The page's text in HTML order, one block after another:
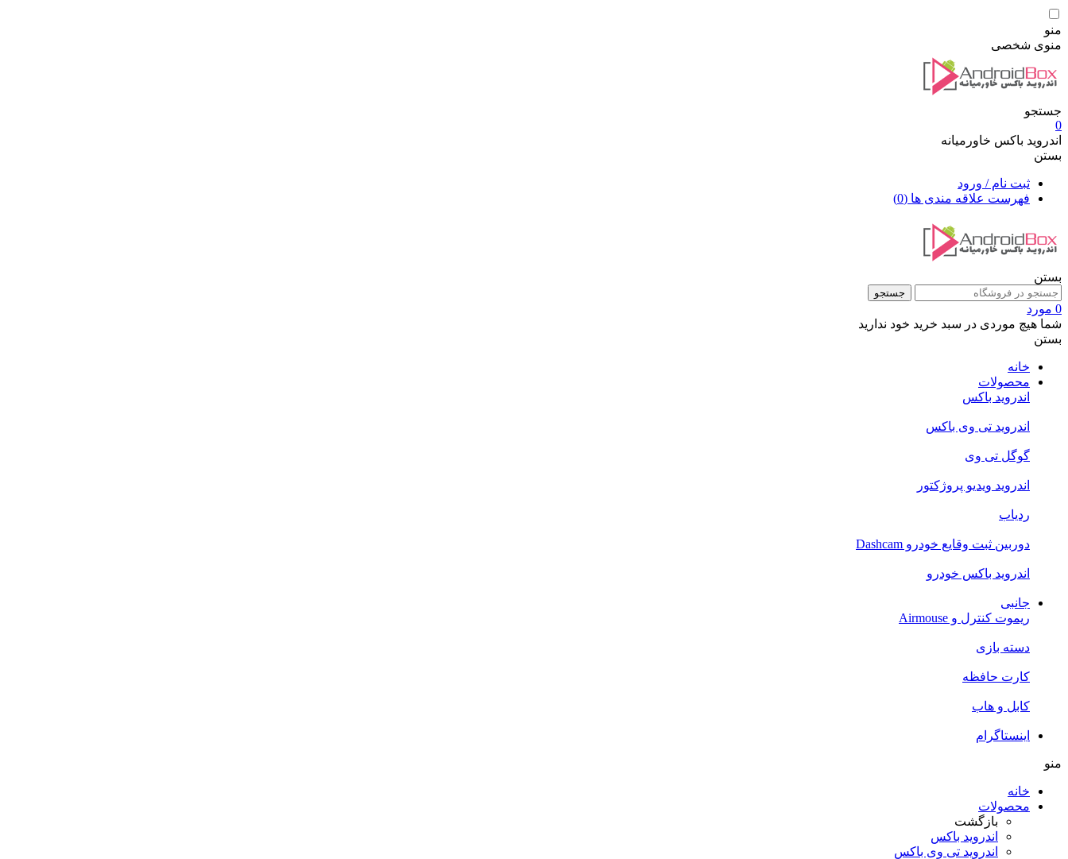
منو
منوی شخصی
جستجو
0
اندروید باکس خاورمیانه
بستن
ثبت نام / ورود
فهرست علاقه مندی ها (0)
بستن
جستجو
0 مورد
شما هیچ موردی در سبد خرید خود ندارید
بستن
خانه
محصولات
اندروید باکس
اندروید تی‌ وی باکس
گوگل تی وی
اندروید ویدیو پروژکتور
ردیاب
دوربین ثبت وقایع خودرو Dashcam
اندروید باکس خودرو
جانبی
ریموت کنترل و Airmouse
دسته بازی
کارت حافظه
کابل و هاب
اینستاگرام
منو
خانه
محصولات
بازگشت
اندروید باکس
اندروید تی‌ وی باکس